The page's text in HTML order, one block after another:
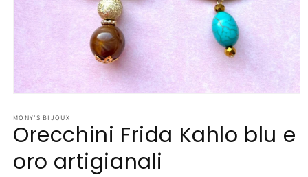
multimediali
1
in
modale
MONY'S BIJOUX
Orecchini Frida Kahlo blu e
oro artigianali